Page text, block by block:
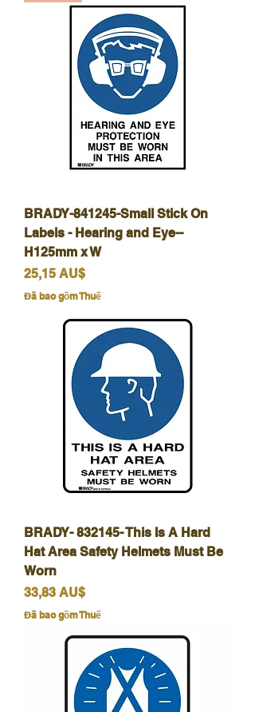
BRADY-841245-Small Stick On
Labels - Hearing and Eye--
H125mm x W
Giá
25,15 AU$
Đã bao gồm Thuế
BRADY- 832145- This Is A Hard
Hat Area Safety Helmets Must Be
Worn
Giá
33,83 AU$
Đã bao gồm Thuế